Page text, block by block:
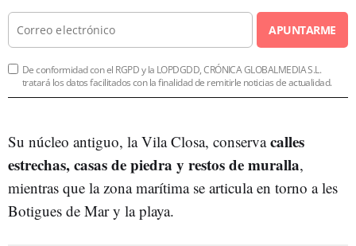
APUNTARME
De conformidad con el RGPD y la LOPDGDD, CRÓNICA GLOBALMEDIA S.L.
tratará los datos facilitados con la finalidad de remitirle noticias de actualidad.
Su núcleo antiguo, la Vila Closa, conservacalles
estrechas, casas de piedra y restos de muralla,
mientras que la zona marítima se articula en torno a les
Botigues de Mar y la playa.